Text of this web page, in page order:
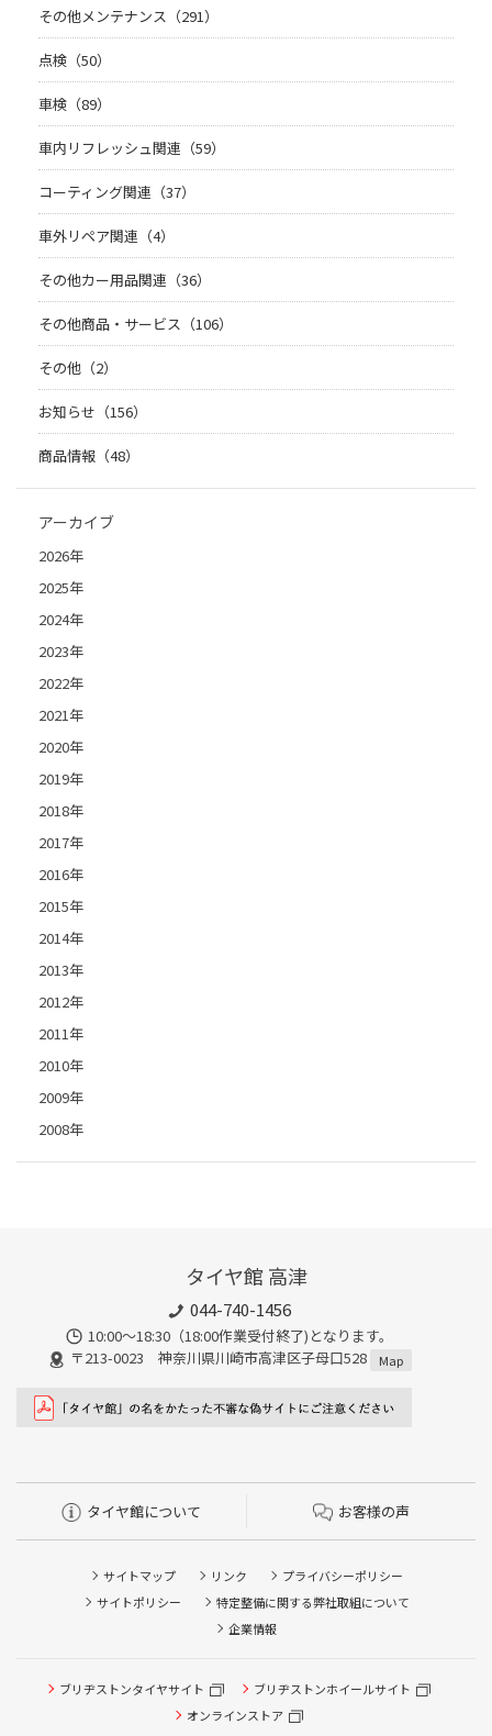
その他メンテナンス（291）
点検（50）
車検（89）
車内リフレッシュ関連（59）
コーティング関連（37）
車外リペア関連（4）
その他カー用品関連（36）
その他商品・サービス（106）
その他（2）
お知らせ（156）
商品情報（48）
アーカイブ
2026年
2025年
2024年
2023年
2022年
2021年
2020年
2019年
2018年
2017年
2016年
2015年
2014年
2013年
2012年
2011年
2010年
2009年
2008年
タイヤ館 高津
044-740-1456
10:00～18:30（18:00作業受付終了)となります。
〒213-0023 神奈川県川崎市高津区子母口528
Map
タイヤ館について お客様の声
サイトマップ リンク
プライバシーポリシー
サイトポリシー
特定整備に関する弊社取組について
企業情報
ブリヂストンタイヤサイト
ブリヂストンホイールサイト
オンラインストア
タイヤ点検・安全点検/タイヤ履き替え/オイル交換/その他
ピット作業の予約